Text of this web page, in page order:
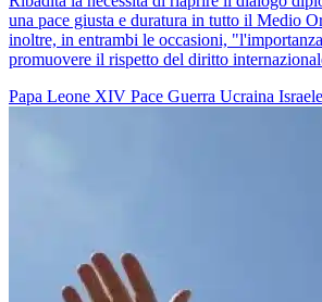
una pace giusta e duratura in tutto il Medio
inoltre, in entrambi le occasioni,
promuovere il rispetto del diritto
Papa Leone XIV Pace Guerra Ucraina Israele